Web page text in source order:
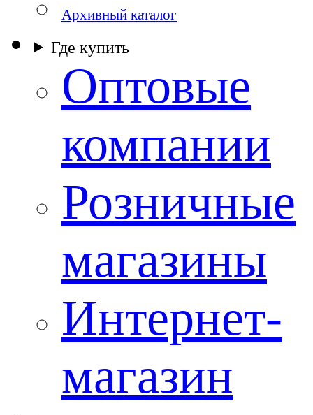
Архивный каталог
Где купить
Оптовые
компании
Розничные
магазины
Интернет-
магазин